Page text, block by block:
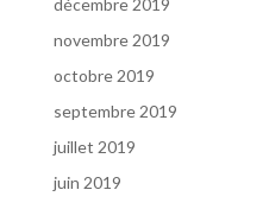
décembre 2019
novembre 2019
octobre 2019
septembre 2019
juillet 2019
juin 2019